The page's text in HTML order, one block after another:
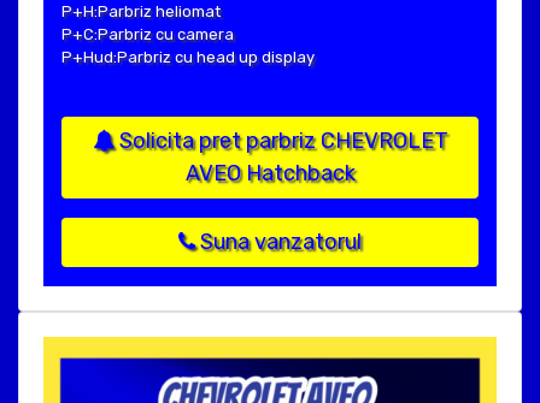
P+H:Parbriz heliomat
P+C:Parbriz cu camera
P+Hud:Parbriz cu head up display
Solicita pret parbriz CHEVROLET
AVEO Hatchback
Suna vanzatorul